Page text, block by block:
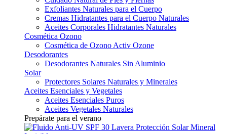
Exfoliantes Naturales para el Cuerpo
Cremas Hidratantes para el Cuerpo Naturales
Aceites Corporales Hidratantes Naturales
Cosmética Ozono
Cosmética de Ozono Activ Ozone
Desodorantes
Desodorantes Naturales Sin Aluminio
Solar
Protectores Solares Naturales y Minerales
Aceites Esenciales y Vegetales
Aceites Esenciales Puros
Aceites Vegetales Naturales
Prepárate para el verano